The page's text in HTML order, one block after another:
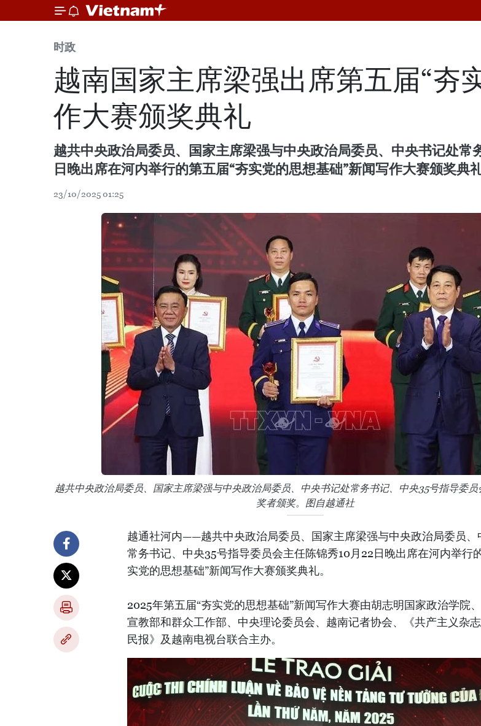
时政
越南国家主席梁强出席第五届“夯
作大赛颁奖典礼
越共中央政治局委员、国家主席梁强与中央政治局委员、中央书记处
日晚出席在河内举行的第五届“夯实党的思想基础”新闻写作大赛颁奖典礼
23/10/2025 01:25
越共中央政治局委员、国家主席梁强与中央政治局委员、中央书记处常务书记、中央35号指导委
奖者颁奖。图自越通社
越通社河内——越共中央政治局委员、国家主席梁强与中央政治局委员、
常务书记、中央35号指导委员会主任陈锦秀10月22日晚出席在河内举行
实党的思想基础”新闻写作大赛颁奖典礼。
2025年第五届“夯实党的思想基础”新闻写作大赛由胡志明国家政治学院
宣教部和群众工作部、中央理论委员会、越南记者协会、《共产主义杂
民报》及越南电视台联合主办。